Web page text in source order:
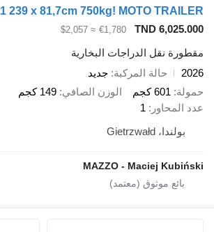
TND
€1,780
≈ $2,057
الدراجات البخارية
المركبة جديد
الوزن الصافي 149 كجم
1
MAZZO - Maciej